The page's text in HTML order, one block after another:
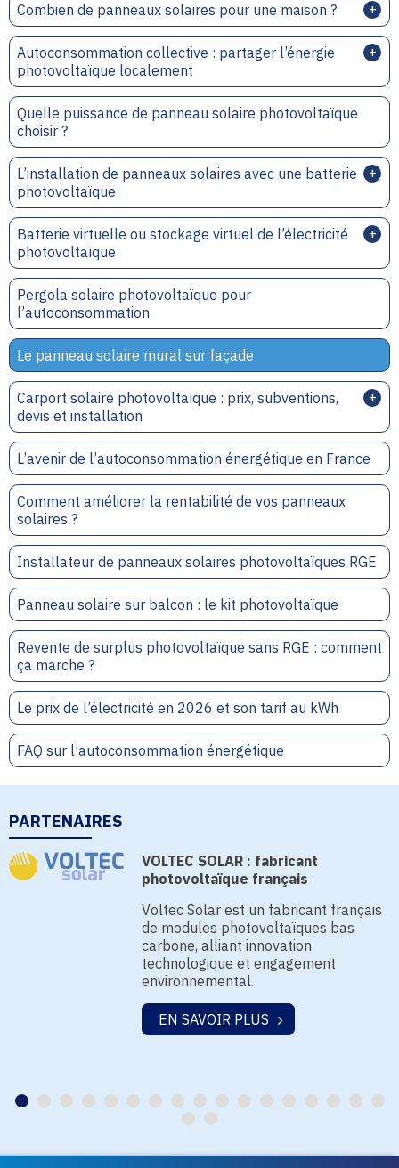
Combien de panneaux solaires pour une maison ?
Autoconsommation collective : partager l’énergie
photovoltaïque localement
Quelle puissance de panneau solaire photovoltaïque
choisir ?
L’installation de panneaux solaires avec une batterie
photovoltaïque
Batterie virtuelle ou stockage virtuel de l’électricité
photovoltaïque
Pergola solaire photovoltaïque pour
l’autoconsommation
Le panneau solaire mural sur façade
Carport solaire photovoltaïque : prix, subventions,
devis et installation
L’avenir de l’autoconsommation énergétique en France
Comment améliorer la rentabilité de vos panneaux
solaires ?
Installateur de panneaux solaires photovoltaïques RGE
Panneau solaire sur balcon : le kit photovoltaïque
Revente de surplus photovoltaïque sans RGE : comment
ça marche ?
Le prix de l’électricité en 2026 et son tarif au kWh
FAQ sur l’autoconsommation énergétique
PARTENAIRES
VOLTEC SOLAR : fabricant
photovoltaïque français
Voltec Solar est un fabricant français
de modules photovoltaïques bas
carbone, alliant innovation
technologique et engagement
environnemental.
EN SAVOIR PLUS